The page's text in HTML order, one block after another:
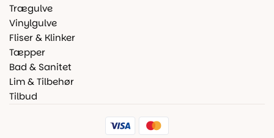
Trægulve
Vinylgulve
Fliser & Klinker
Tæpper
Bad & Sanitet
Lim & Tilbehør
Tilbud